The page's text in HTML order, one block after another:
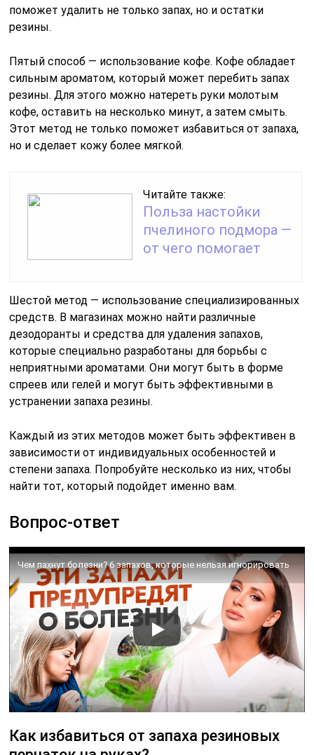
поможет удалить не только запах, но и остатки
резины.
Пятый способ — использование кофе. Кофе обладает
сильным ароматом, который может перебить запах
резины. Для этого можно натереть руки молотым
кофе, оставить на несколько минут, а затем смыть.
Этот метод не только поможет избавиться от запаха,
но и сделает кожу более мягкой.
Читайте также:
Польза настойки
пчелиного подмора —
от чего помогает
Шестой метод — использование специализированных
средств. В магазинах можно найти различные
дезодоранты и средства для удаления запахов,
которые специально разработаны для борьбы с
неприятными ароматами. Они могут быть в форме
спреев или гелей и могут быть эффективными в
устранении запаха резины.
Каждый из этих методов может быть эффективен в
зависимости от индивидуальных особенностей и
степени запаха. Попробуйте несколько из них, чтобы
найти тот, который подойдет именно вам.
Вопрос-ответ
Чем пахнут болезни? 6 запахов, которые нельзя игнорировать
Как избавиться от запаха резиновых